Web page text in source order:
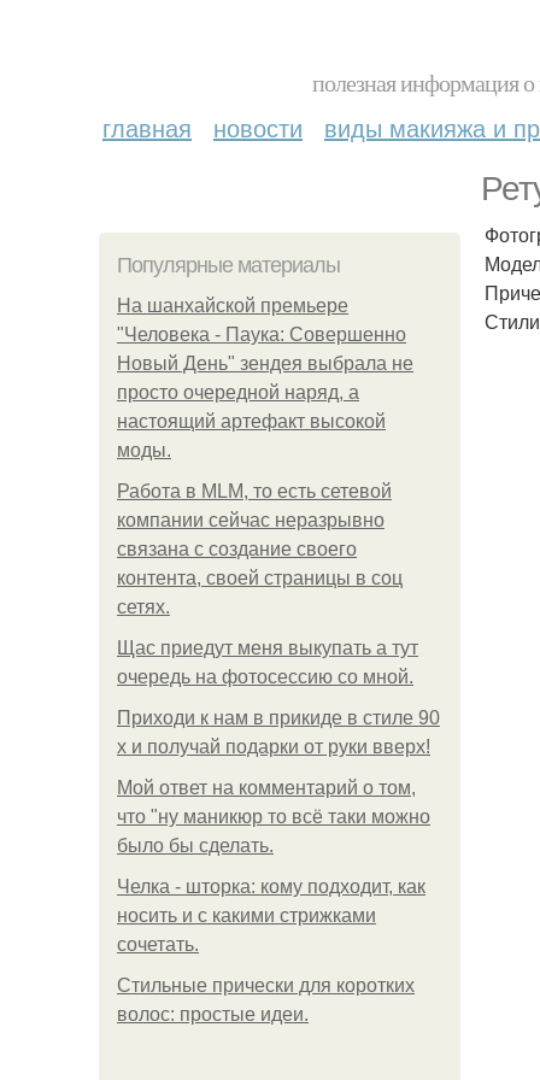
полезная информация
главная новости виды макияжа и
Популярные материалы
На шанхайской премьере
"Человека - Паука: Совершенно
Новый День" зендея выбрала не
просто очередной наряд, а
настоящий артефакт высокой
моды.
Работа в MLM, то есть сетевой
компании сейчас неразрывно
связана с создание своего
контента, своей страницы в соц
сетях.
Щас приедут меня выкупать а тут
очередь на фотосессию со мной.
Приходи к нам в прикиде в стиле 90
х и получай подарки от руки вверх!
Мой ответ на комментарий о том,
что "ну маникюр то всё таки можно
было бы сделать.
Челка - шторка: кому подходит, как
носить и с какими стрижками
сочетать.
Стильные прически для коротких
волос: простые идеи.